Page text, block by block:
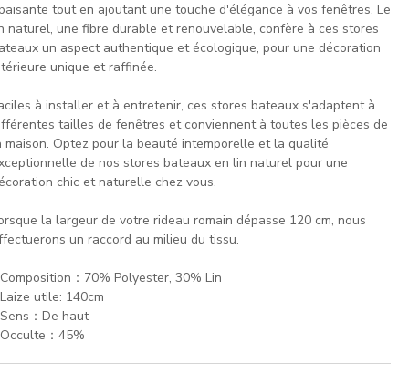
tout en ajoutant une touche d'élégance à vos fenêtres. Le
naturel, une fibre durable et renouvelable, confère à ces stores
un aspect authentique et écologique, pour une décoration
unique et raffinée.
à installer et à entretenir, ces stores bateaux s'adaptent à
tailles de fenêtres et conviennent à toutes les pièces de
maison. Optez pour la beauté intemporelle et la qualité
de nos stores bateaux en lin naturel pour une
chic et naturelle chez vous.
la largeur de votre rideau romain dépasse 120 cm, nous
un raccord au milieu du tissu.
：70% Polyester, 30% Lin
utile: 140cm
：De haut
：45%